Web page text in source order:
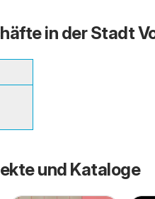
in der Stadt
und Kataloge